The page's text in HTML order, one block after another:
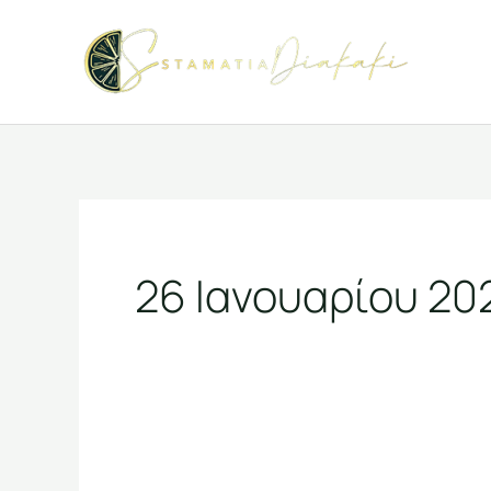
περιεχόμενο
26 Ιανουαρίου